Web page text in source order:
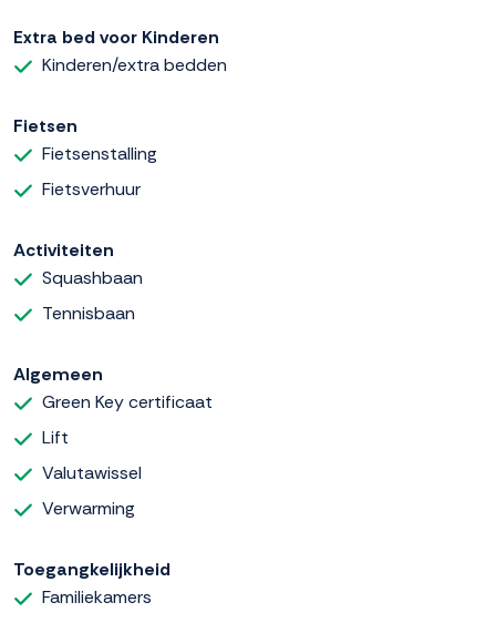
Extra bed voor Kinderen
Kinderen/extra bedden
Fietsen
Fietsenstalling
Fietsverhuur
Activiteiten
Squashbaan
Tennisbaan
Algemeen
Green Key certificaat
Lift
Valutawissel
Verwarming
Toegangkelijkheid
Familiekamers